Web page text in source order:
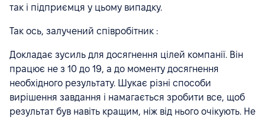
так і підприємця у цьому випадку.
Так ось, залучений співробітник :
Докладає зусиль для досягнення цілей компанії. Він
працює не з 10 до 19, а до моменту досягнення
необхідного результату. Шукає різні способи
вирішення завдання і намагається зробити все, щоб
результат був навіть кращим, ніж від нього очікують. Не